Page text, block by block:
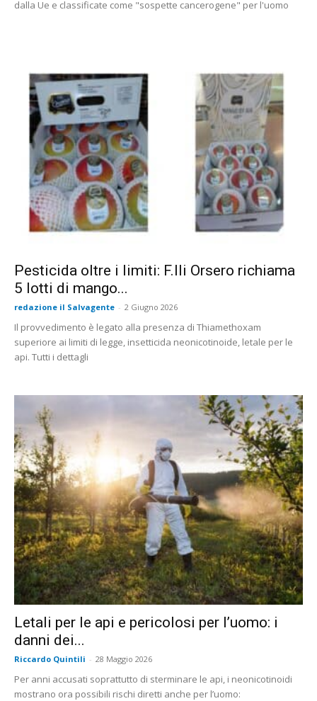
dalla Ue e classificate come "sospette cancerogene" per l'uomo
Pesticida oltre i limiti: F.lli Orsero richiama
5 lotti di mango...
redazione il Salvagente - 2 Giugno 2026
Il provvedimento è legato alla presenza di Thiamethoxam
superiore ai limiti di legge, insetticida neonicotinoide, letale per le
api. Tutti i dettagli
Letali per le api e pericolosi per l’uomo: i
danni dei...
Riccardo Quintili - 28 Maggio 2026
Per anni accusati soprattutto di sterminare le api, i neonicotinoidi
mostrano ora possibili rischi diretti anche per l’uomo: